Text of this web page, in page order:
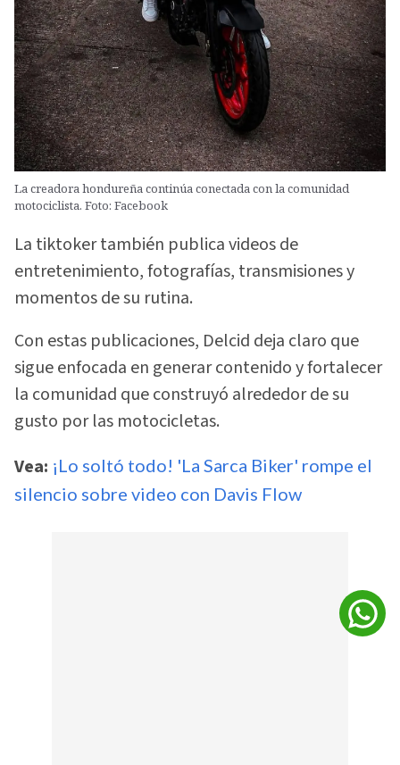
La creadora hondureña continúa conectada con la comunidad
motociclista. Foto: Facebook
La tiktoker también publica videos de
entretenimiento, fotografías, transmisiones y
momentos de su rutina.
Con estas publicaciones, Delcid deja claro que
sigue enfocada en generar contenido y fortalecer
la comunidad que construyó alrededor de su
gusto por las motocicletas.
Vea: ¡Lo soltó todo! 'La Sarca Biker' rompe el
silencio sobre video con Davis Flow